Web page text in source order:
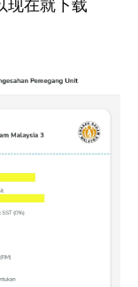
现在就下载